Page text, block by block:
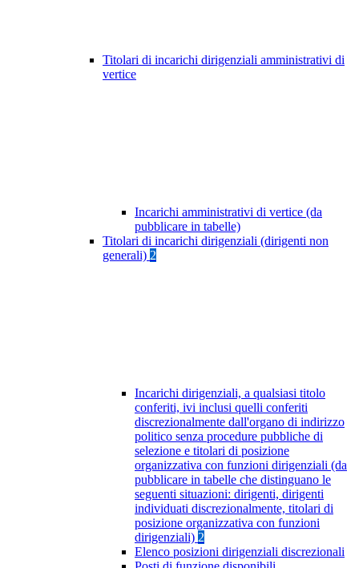
Titolari di incarichi dirigenziali amministrativi di
vertice
Incarichi amministrativi di vertice (da
pubblicare in tabelle)
Titolari di incarichi dirigenziali (dirigenti non
generali) 2
Incarichi dirigenziali, a qualsiasi titolo
conferiti, ivi inclusi quelli conferiti
discrezionalmente dall'organo di indirizzo
politico senza procedure pubbliche di
selezione e titolari di posizione
organizzativa con funzioni dirigenziali (da
pubblicare in tabelle che distinguano le
seguenti situazioni: dirigenti, dirigenti
individuati discrezionalmente, titolari di
posizione organizzativa con funzioni
dirigenziali) 2
Elenco posizioni dirigenziali discrezionali